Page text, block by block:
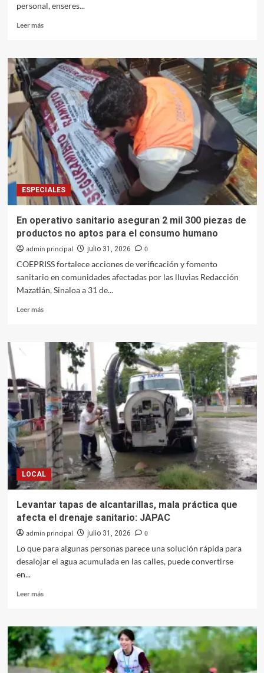
personal, enseres...
Leer másLeer
Recorre
Gobernadora
Yeraldine
Bonilla
localidades
afectadas
por
lluvias
en
Mocorito
ESPECIALES
En operativo sanitario aseguran 2 mil 300 piezas de
productos no aptos para el consumo humano
admin principal julio 31, 2026
0
COEPRISS fortalece acciones de verificación y fomento
sanitario en comunidades afectadas por las lluvias Redacción
Mazatlán, Sinaloa a 31 de...
Leer másLeer
En
operativo
sanitario
aseguran
2
mil
300
piezas
de
productos
no
aptos
para
el
humano
LOCAL
Levantar tapas de alcantarillas, mala práctica que
afecta el drenaje sanitario: JAPAC
admin principal julio 31, 2026
0
Lo que para algunas personas parece una solución rápida para
desalojar el agua acumulada en las calles, puede convertirse
en...
Leer másLeer
Levantar
tapas
de
alcantarillas,
mala